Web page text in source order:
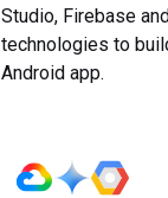
Studio, Firebase
technologies to
Android app.